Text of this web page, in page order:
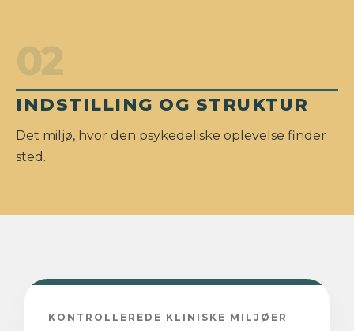
02
INDSTILLING OG STRUKTUR
Det miljø, hvor den psykedeliske oplevelse finder
sted.
KONTROLLEREDE KLINISKE MILJØER